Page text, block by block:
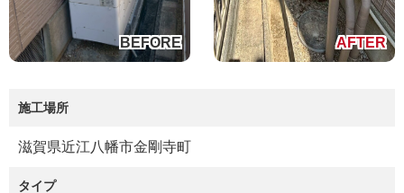
施工場所
滋賀県近江八幡市金剛寺町
タイプ